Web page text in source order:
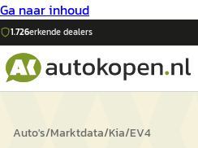
Ga naar inhoud
1.726erkende dealers
Auto's/Marktdata/Kia/EV4